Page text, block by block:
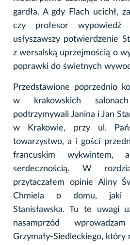
gardła. A gdy Flach ucichł,
czy profesor wypowiedź
usłyszawszy potwierdzenie
z wersalską uprzejmością o
poprawki do świetnych
Przedstawione poprzednio
w krakowskich
podtrzymywali Janina i Jan
w Krakowie, przy ul.
towarzystwo, a i gości
francuskim wykwintem,
serdecznością. W
przytaczałem opinie Aliny
Chmiela o domu, jaki
Stanisławska. Tu te uwagi
nasamprzód
Grzymały-Siedleckiego, który